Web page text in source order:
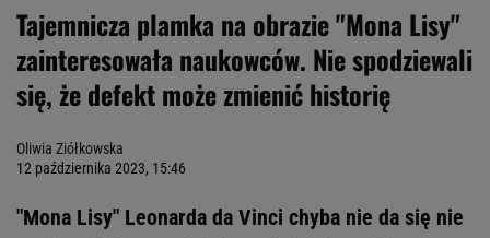
Tajemnicza plamka na obrazie "Mona Lisy"
zainteresowała naukowców. Nie spodziewali
się, że defekt może zmienić historię
Oliwia Ziółkowska
12 października 2023, 15:46
"Mona Lisy" Leonarda da Vinci chyba nie da się nie